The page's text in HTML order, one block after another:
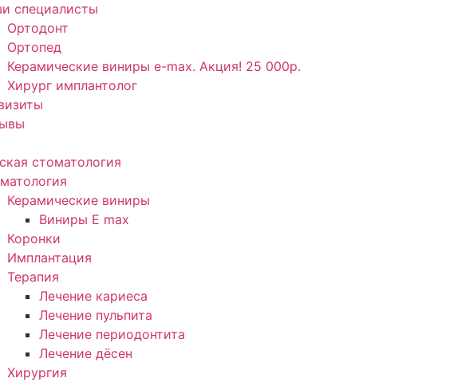
специалисты
Ортодонт
Ортопед
Керамические виниры e-max. Акция! 25 000р.
Хирург имплантолог
стоматология
Керамические виниры
Виниры E max
Коронки
Имплантация
Терапия
Лечение кариеса
Лечение пульпита
Лечение периодонтита
Лечение дёсен
Хирургия